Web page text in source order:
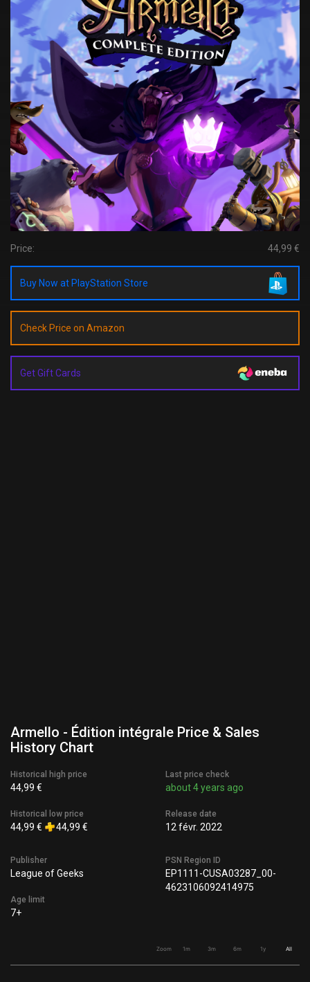
Price: 44,99 €
Buy Now at PlayStation Store
Check Price on Amazon
Get Gift Cards
Armello - Édition intégrale Price & Sales
History Chart
Historical high price
44,99 €
Historical low price
44,99 € 44,99 €
Last price check
about 4 years ago
Release date
12 févr. 2022
Publisher
League of Geeks
Age limit
7+
PSN Region ID
EP1111-CUSA03287_00-
4623106092414975
Zoom 1m 3m 6m 1y All